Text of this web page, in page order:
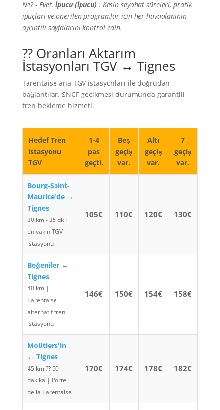
Ne? - Evet. İpucu (İpucu): Kesin seyahat süreleri, pratik
ipuçları ve önerilen programlar için her havaalanının
ayrıntılı sayfalarını kontrol edin.
?? Oranları Aktarım
İstasyonları TGV ↔ Tignes
Tarentaise ana TGV istasyonları ile doğrudan
bağlantılar. SNCF gecikmesi durumunda garantili
tren bekleme hizmeti.
Hedef Tren
istasyonu
TGV
1-4
pas
geçti.
Beş
geçiş
var.
Altı
geçiş
var.
7
geçiş
var.
Bourg-Saint-
Maurice'de ↔
Tignes
30 km - 35 dk |
en yakın TGV
istasyonu
105€ 110€ 120€ 130€
Beğeniler ↔
Tignes
40 km |
Tarentaise
alternatif tren
istasyonu
146€ 150€ 154€ 158€
Moûtiers'in
↔ Tignes
45 km ⁇ 50
dakika | Porte
de la Tarentaise
170€ 174€ 178€ 182€